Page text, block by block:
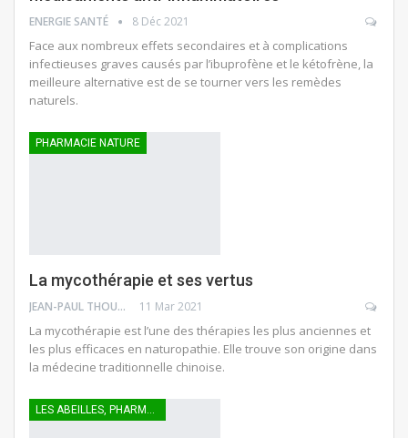
ENERGIE SANTÉ 8 Déc 2021
Face aux nombreux effets secondaires et à complications
infectieuses graves causés par l’ibuprofène et le kétofrène, la
meilleure alternative est de se tourner vers les remèdes
naturels.
PHARMACIE NATURE
La mycothérapie et ses vertus
JEAN-PAUL THOUNY 11 Mar 2021
La mycothérapie est l’une des thérapies les plus anciennes et
les plus efficaces en naturopathie. Elle trouve son origine dans
la médecine traditionnelle chinoise.